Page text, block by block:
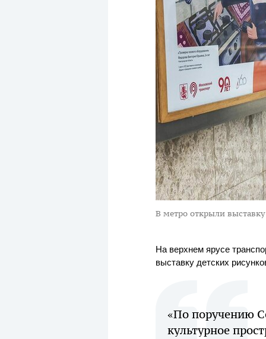
В метро открыли
На верхнем ярусе
выставку детских
«По поручению
культурное